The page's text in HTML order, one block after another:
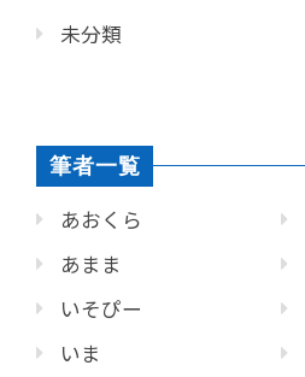
未分類
筆者一覧
あおくら
あまま
いそぴー
いま